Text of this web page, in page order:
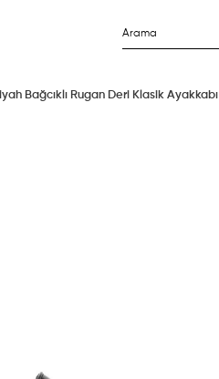
Bağcıklı Rugan Deri Klasik Ayakkabı